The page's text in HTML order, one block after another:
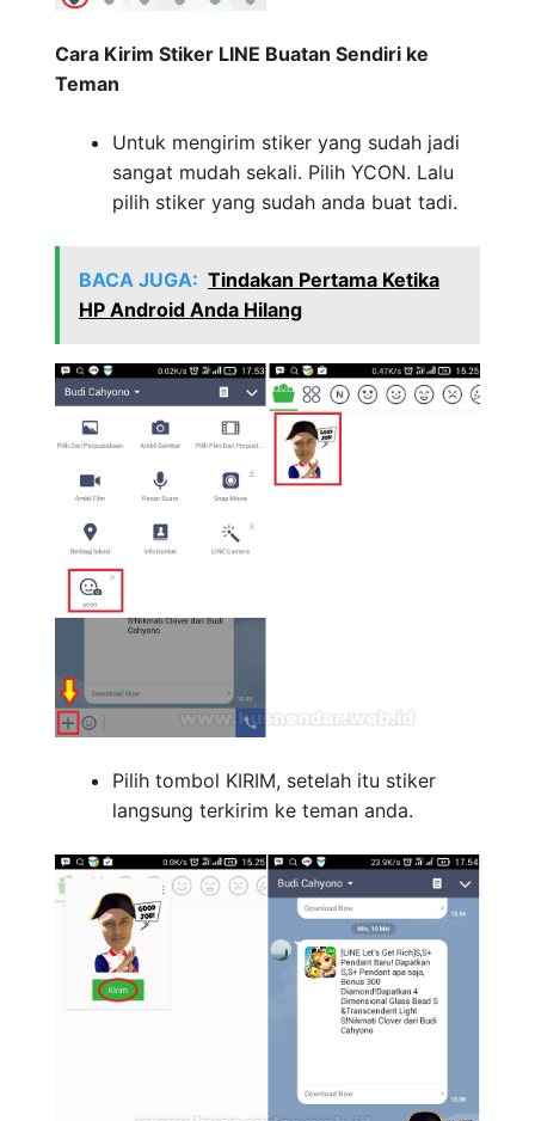
Cara Kirim Stiker LINE Buatan Sendiri ke
Teman
Untuk mengirim stiker yang sudah jadi
sangat mudah sekali. Pilih YCON. Lalu
pilih stiker yang sudah anda buat tadi.
BACA JUGA: Tindakan Pertama Ketika
HP Android Anda Hilang
Pilih tombol KIRIM, setelah itu stiker
langsung terkirim ke teman anda.